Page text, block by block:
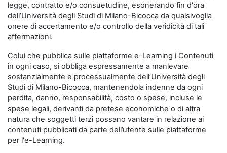
legge, contratto e/o consuetudine, esonerando fin d'ora
dell’Università degli Studi di Milano-Bicocca da qualsivoglia
onere di accertamento e/o controllo della veridicità di tali
affermazioni.
Colui che pubblica sulle piattaforme e-Learning i Contenuti
in ogni caso, si obbliga espressamente a manlevare
sostanzialmente e processualmente dell’Università degli
Studi di Milano-Bicocca, mantenendola indenne da ogni
perdita, danno, responsabilità, costo o spese, incluse le
spese legali, derivanti da pretese economiche o di altra
natura che soggetti terzi possano vantare in relazione ai
contenuti pubblicati da parte dell’utente sulle piattaforme
per l'e-Learning.